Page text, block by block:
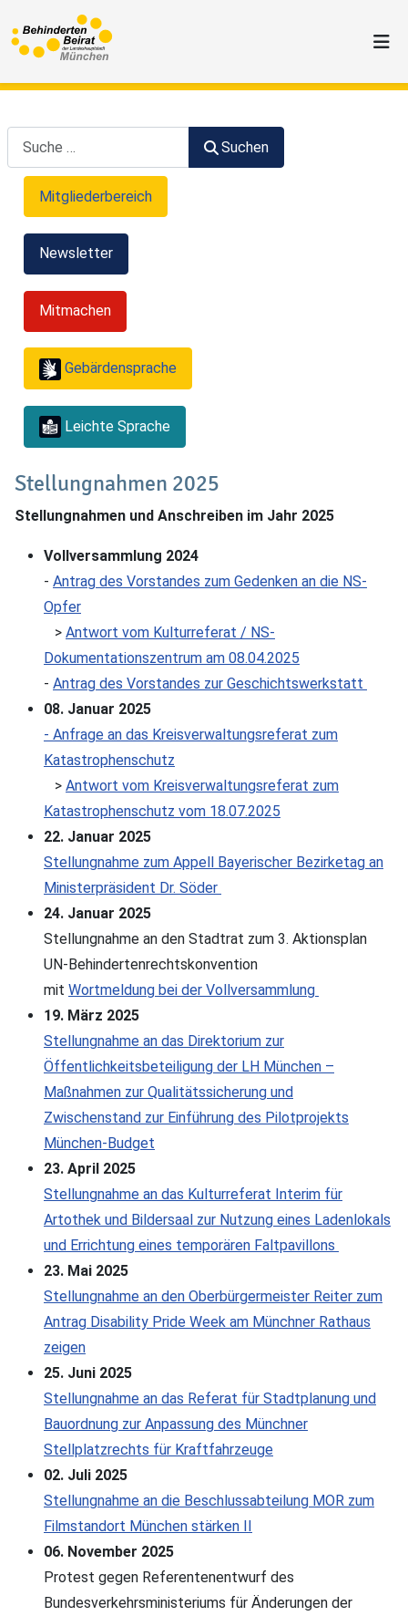
Suchen
Suchen
Mitgliederbereich
Newsletter
Mitmachen
Gebärdensprache
Leichte Sprache
Stellungnahmen 2025
Stellungnahmen und Anschreiben im Jahr 2025
Vollversammlung 2024
- Antrag des Vorstandes zum Gedenken an die NS-
Opfer
> Antwort vom Kulturreferat / NS-
Dokumentationszentrum am 08.04.2025
- Antrag des Vorstandes zur Geschichtswerkstatt
08. Januar 2025
- Anfrage an das Kreisverwaltungsreferat zum
Katastrophenschutz
> Antwort vom Kreisverwaltungsreferat zum
Katastrophenschutz vom 18.07.2025
22. Januar 2025
Stellungnahme zum Appell Bayerischer Bezirketag an
Ministerpräsident Dr. Söder
24. Januar 2025
Stellungnahme an den Stadtrat zum 3. Aktionsplan
UN-Behindertenrechtskonvention
mit Wortmeldung bei der Vollversammlung
19. März 2025
Stellungnahme an das Direktorium zur
Öffentlichkeitsbeteiligung der LH München –
Maßnahmen zur Qualitätssicherung und
Zwischenstand zur Einführung des Pilotprojekts
München-Budget
23. April 2025
Stellungnahme an das Kulturreferat Interim für
Artothek und Bildersaal zur Nutzung eines Ladenlokals
und Errichtung eines temporären Faltpavillons
23. Mai 2025
Stellungnahme an den Oberbürgermeister Reiter zum
Antrag Disability Pride Week am Münchner Rathaus
zeigen
25. Juni 2025
Stellungnahme an das Referat für Stadtplanung und
Bauordnung zur Anpassung des Münchner
Stellplatzrechts für Kraftfahrzeuge
02. Juli 2025
Stellungnahme an die Beschlussabteilung MOR zum
Filmstandort München stärken II
06. November 2025
Protest gegen Referentenentwurf des
Bundesverkehrsministeriums für Änderungen der